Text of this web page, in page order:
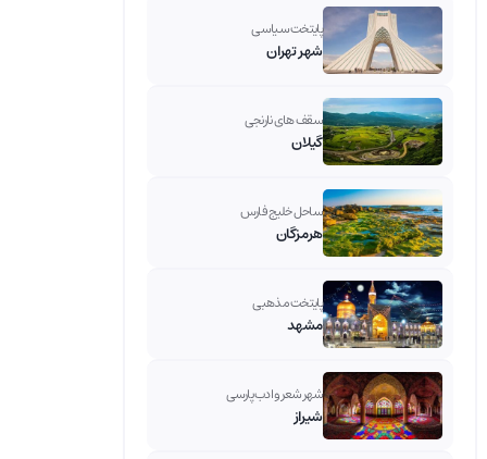
پایتخت سیاسی
شهر تهران
سقف های نارنجی
گیلان
ساحل خلیج فارس
هرمزگان
پایتخت مذهبی
مشهد
شهر شعر و ادب پارسی
شیراز